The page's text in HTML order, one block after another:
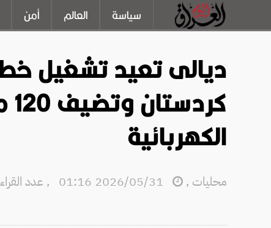
سياسة العالم أمن
ديالى تعيد تشغيل
الكهربائية
محليات ,
, عدد